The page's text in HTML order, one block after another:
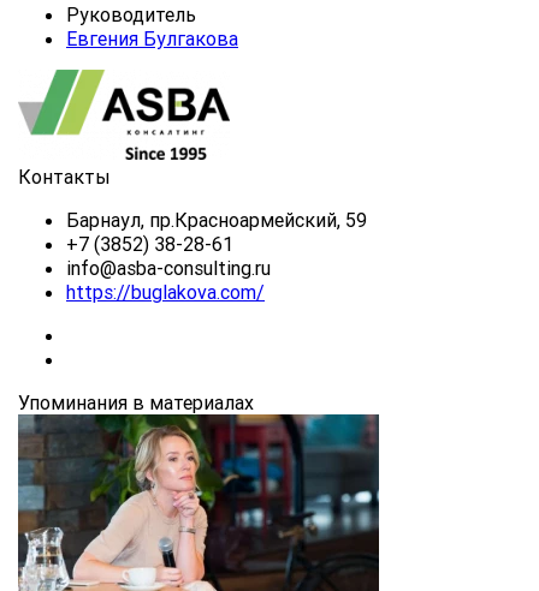
Руководитель
Евгения Булгакова
Контакты
Барнаул, пр.Красноармейский, 59
+7 (3852) 38-28-61
info@asba-consulting.ru
https://buglakova.com/
Упоминания в материалах